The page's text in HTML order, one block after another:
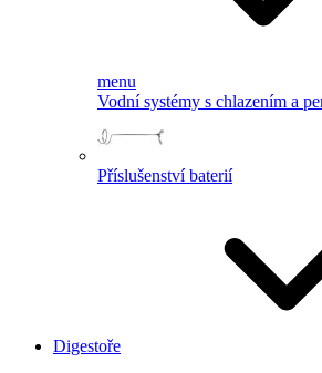
menu
Vodní systémy s chlazením a
Příslušenství baterií
Digestoře